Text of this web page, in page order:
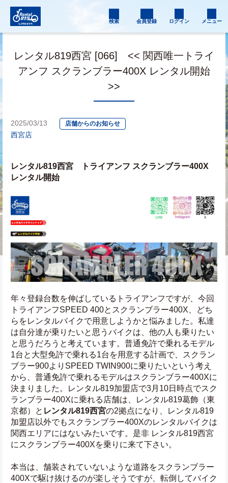
検索 会員登録 ログイン メニュー
レンタル819西宮 [066] << 関西唯一トライ
アンフ スクランブラー400X レンタル開始
>>
2025/03/13 店舗からのお知らせ
西宮店
レンタル819西宮　トライアンフ スクランブラー400X
レンタル開始
年々登録台数を伸ばしているトライアンフですが、今回
トライアンフSPEED 400とスクランブラー400X、どち
らをレンタルバイクで用意しようかと悩みました。私達
は自分達が乗りたいと思うバイクは、他の人も乗りたい
と思うだろうと考えています。普通免許で乗れるモデル
1台と大型免許で乗れる1台を用意する計画で、スクラン
ブラー900よりSPEED TWIN900に乗りたいという考え
から、普通免許で乗れるモデルはスクランブラー400Xに
決まりました。レンタル819加盟店で3月10日時点でスク
ランブラー400Xに乗れる店舗は、レンタル819葛飾（東
京都）と レンタル819西宮の2拠点になり、レンタル819
加盟店以外でもスクランブラー400Xのレンタルバイクは
関西エリアにはないみたいです。是非 レンタル819西宮
にスクランブラー400Xを乗りに来て下さい。
本当は、舗装されていないような道路をスクランブラー
400Xで駆け抜けるのが楽しそうですが、転倒してバイク